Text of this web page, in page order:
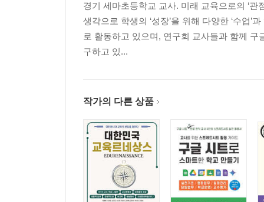
01 평가 계획 수립의 절차 및 단계
가. 교수·학습과 평가 설계의 출발점, 성취기준
나. 평가 계획 수립 및 평가 도구 개발 절차
다. 평가 계획 수립을 위한 세부 내용
가. 성취기준 분석하기
Ⅲ 서논술형 평가, 새로운 이론적 기반을 세우다
01 서논술형 평가의 이론적 기초
가. 서논술형 평가의 본질: 개념과 패러다임의 이해
경기 세마초등학교 교사. 미래 교육으로의 ‘관
생각으로 학생의 ‘성장’을 위해 다양한 ‘수업
로 활동하고 있으며, 연구회 교사들과 함께
구하고 있...
작가의 다른 상품